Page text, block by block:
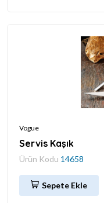
Vogue
Servis Kaşık
Ürün Kodu 14658
Sepete Ekle